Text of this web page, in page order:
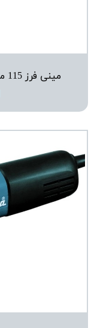
مینی فرز 115 میلیمتری ASM03-115 دی سی ای